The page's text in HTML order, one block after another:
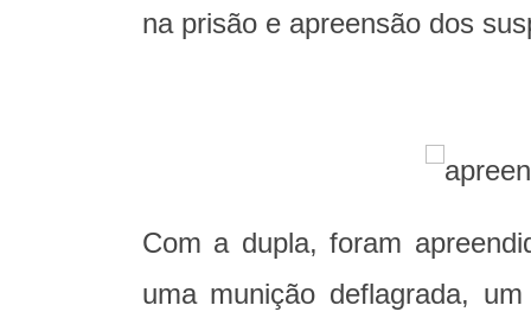
na prisão e apreensão dos
Com a dupla, foram
uma munição deflagrada,